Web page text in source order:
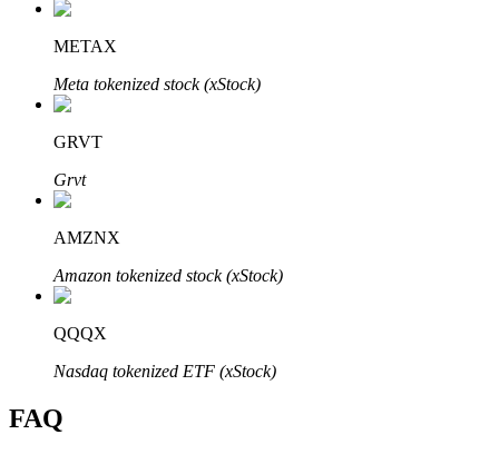
Partenaires Bitrue
Affiliés Bitrue
METAX
Meta tokenized stock (xStock)
GRVT
Grvt
AMZNX
Amazon tokenized stock (xStock)
QQQX
Nasdaq tokenized ETF (xStock)
FAQ